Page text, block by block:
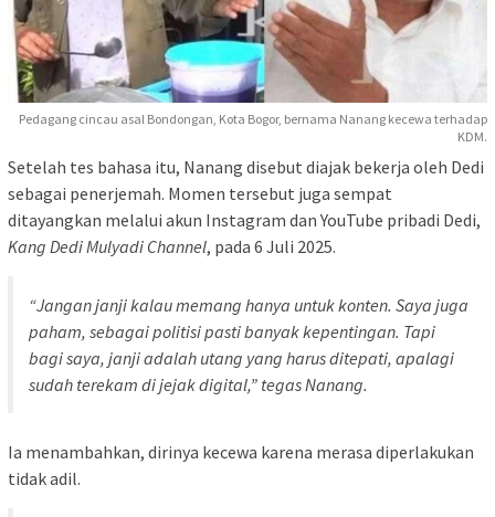
Pedagang cincau asal Bondongan, Kota Bogor, bernama Nanang kecewa terhadap
KDM.
Setelah tes bahasa itu, Nanang disebut diajak bekerja oleh Dedi
sebagai penerjemah. Momen tersebut juga sempat
ditayangkan melalui akun Instagram dan YouTube pribadi Dedi,
Kang Dedi Mulyadi Channel, pada 6 Juli 2025.
“Jangan janji kalau memang hanya untuk konten. Saya juga
paham, sebagai politisi pasti banyak kepentingan. Tapi
bagi saya, janji adalah utang yang harus ditepati, apalagi
sudah terekam di jejak digital,” tegas Nanang.
Ia menambahkan, dirinya kecewa karena merasa diperlakukan
tidak adil.